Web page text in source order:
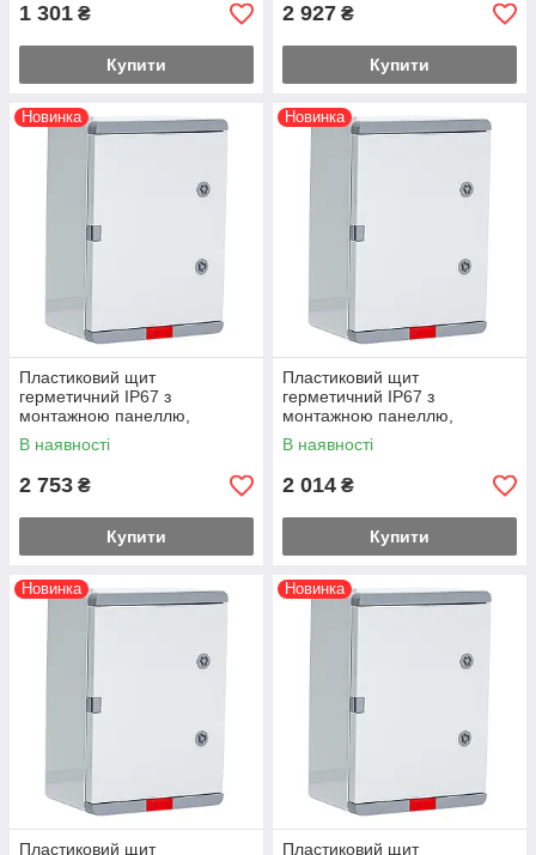
1 301 ₴
Купити
2 927 ₴
Купити
Новинка
Пластиковий щит
герметичний IP67 з
монтажною панеллю,
непрозорі дверцята,
400х500х240
В наявності
2 753 ₴
Купити
Новинка
Пластиковий щит
герметичний IP67 з
монтажною панеллю,
непрозорі дверцята,
400х500х180
В наявності
2 014 ₴
Купити
Новинка
Пластиковий щит
Новинка
Пластиковий щит